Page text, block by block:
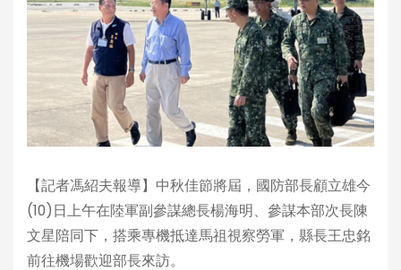
【記者馮紹夫報導】中秋佳節將屆，國防部長顧立雄今
(10)日上午在陸軍副參謀總長楊海明、參謀本部次長陳
文星陪同下，搭乘專機抵達馬祖視察勞軍，縣長王忠銘
前往機場歡迎部長來訪。